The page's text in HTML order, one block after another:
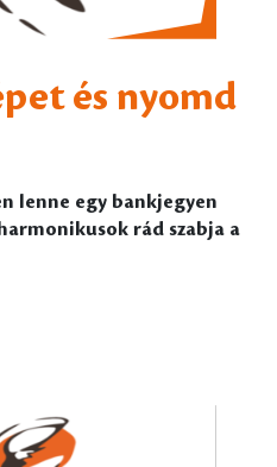
és nyomd
lenne egy bankjegyen
rád szabja a